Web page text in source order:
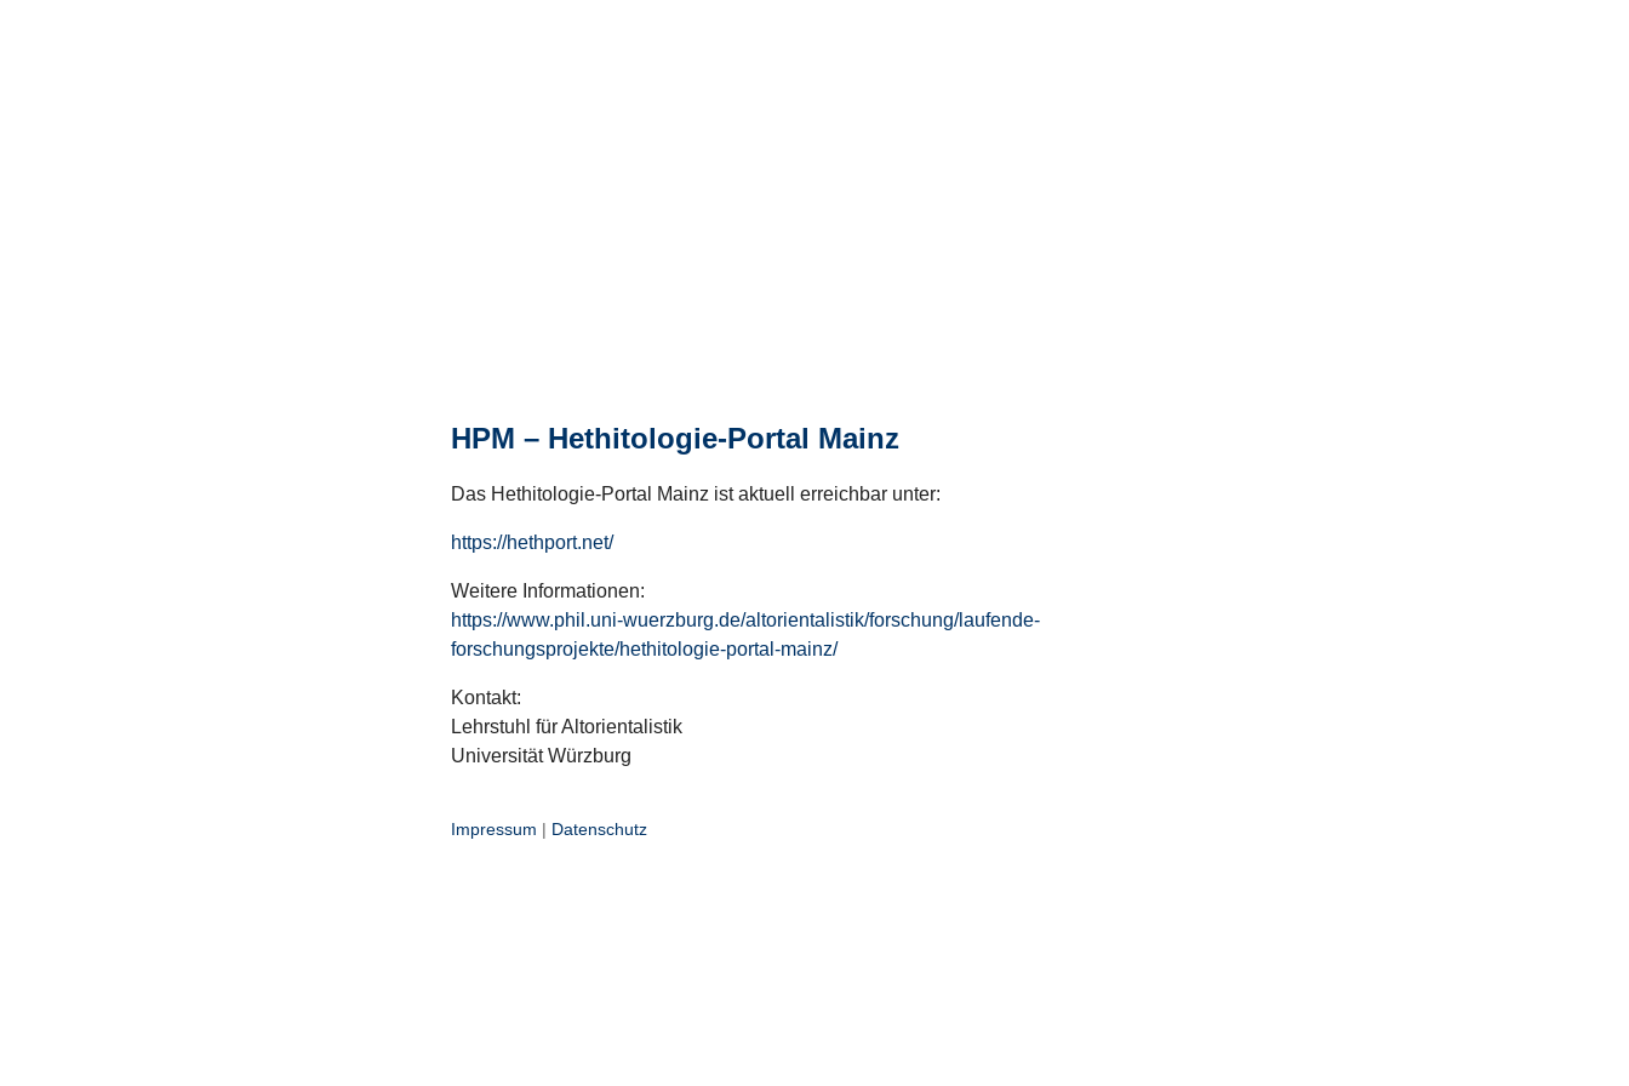
HPM – Hethitologie-Portal Mainz
Das Hethitologie-Portal Mainz ist aktuell erreichbar unter:
https://hethport.net/
Weitere Informationen:
https://www.phil.uni-wuerzburg.de/altorientalistik/forschung/laufende-
forschungsprojekte/hethitologie-portal-mainz/
Kontakt:
Lehrstuhl für Altorientalistik
Universität Würzburg
Impressum | Datenschutz